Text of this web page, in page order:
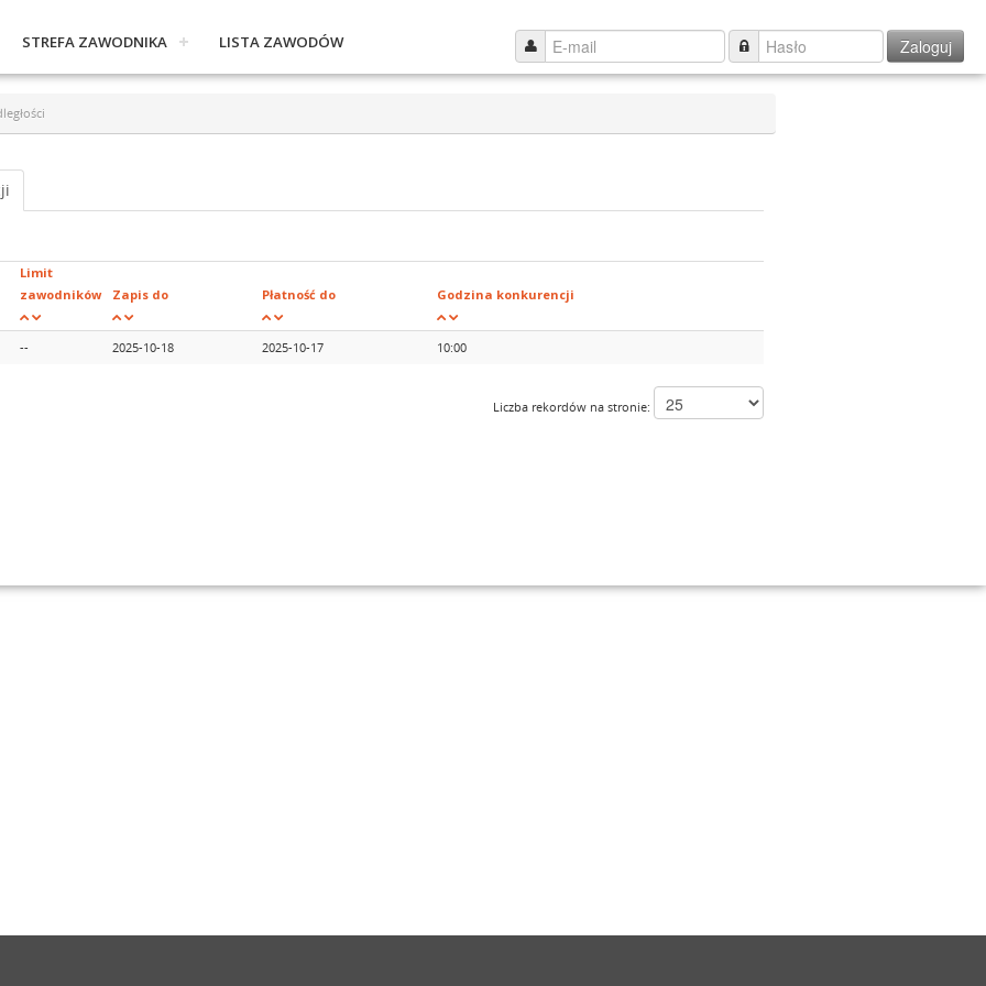
Zaloguj
STREFA ZAWODNIKA LISTA ZAWODÓW
Limit
zawodników
Zapis do Płatność do Godzina konkurencji
-- 2025-10-18 2025-10-17 10:00
Liczba rekordów na stronie: